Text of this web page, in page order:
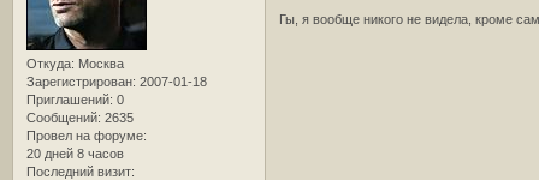
Откуда: Москва
Зарегистрирован: 2007-01-18
Приглашений: 0
Сообщений: 2635
Провел на форуме:
20 дней 8 часов
Последний визит:
Гы, я вообще никого не видела, кроме